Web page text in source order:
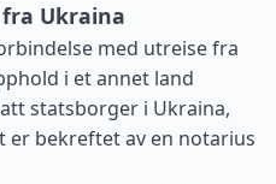
Ukraina
med utreise fra
i et annet land
statsborger i Ukraina,
bekreftet av en notarius